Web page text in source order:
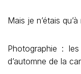
Mais je n’étais
Photographie :
d’automne de la